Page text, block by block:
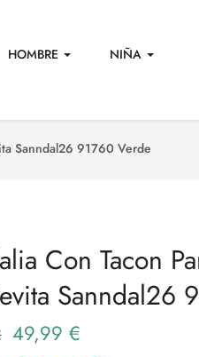
HOMBRE
NIÑA
Sanndal26 91760 Verde
Con Tacon
Sanndal26
49,99 €